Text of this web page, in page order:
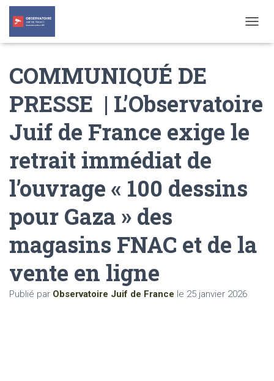
O
N
A
COMMUNIQUÉ DE
PRESSE | L’Observatoire
Juif de France exige le
retrait immédiat de
l’ouvrage « 100 dessins
pour Gaza » des
magasins FNAC et de la
vente en ligne
Publié par Observatoire Juif de France le 25 janvier 2026